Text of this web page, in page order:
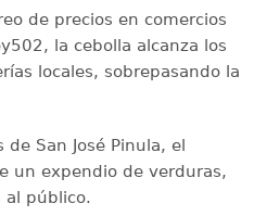
de precios en comercios
la cebolla alcanza los
locales, sobrepasando la
San José Pinula, el
un expendio de verduras,
al público.